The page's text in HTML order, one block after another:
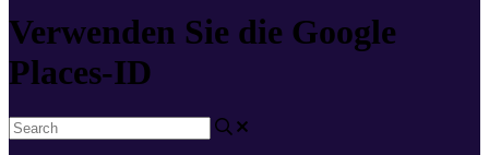
Verwenden Sie die Google
Places-ID